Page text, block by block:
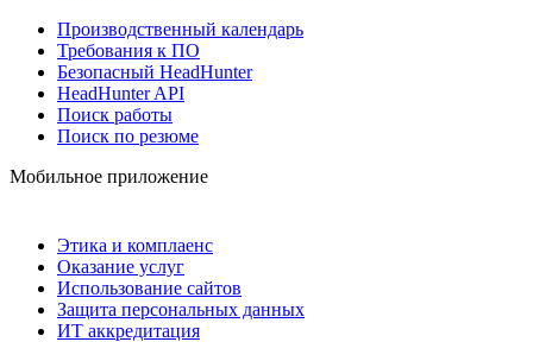
Производственный календарь
Требования к ПО
Безопасный HeadHunter
HeadHunter API
Поиск работы
Поиск по резюме
Мобильное приложение
Этика и комплаенс
Оказание услуг
Использование сайтов
Защита персональных данных
ИТ аккредитация